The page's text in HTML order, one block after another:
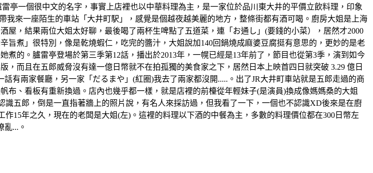
亭一個很中文的名字，事實上店裡也以中華料理為主，是一家位於品川東大井的平價立飲料理，印象
來一座陌生的車站「大井町駅」，感覺是個越夜越美麗的地方，整條街都有酒可喝。廚房大姐是上海
，結果兩位大姐太好聊，最後喝了兩杯生啤點了五道菜，連「お通し」(要錢的小菜），居然才2000
煮」很特別，像是乾燒蝦仁，吃完的醬汁，大姐說加140回鍋燒成麻婆豆腐挺有意思的，更妙的是老
的。臚雷亭登場於第三季第12話，播出於2013年，一幌已經是13年前了，節目也從第3季，演到如今
而且在五郎威脅沒有達一億日幣就不在拍孤獨的美食家之下，居然日本上映首四日就突破 3.29 億日
有兩家餐廳，另一家「だるまや」(紅圈)我去了兩家都沒開.....。出了JR大井町車站就是五郎走過的商
、看板有重新換過。店內也幾乎都一樣，就是店裡的前檯從年輕妹子(是演員)換成像媽媽桑的大姐
五郎，倒是一直指著牆上的照片說，有名人來採訪過，但我看了一下，一個也不認識XD後來是在廚
15年之久，現在的老闆是大姐(左)。這裡的料理以下酒的中餐為主，多數的料理價位都在300日幣左
...。